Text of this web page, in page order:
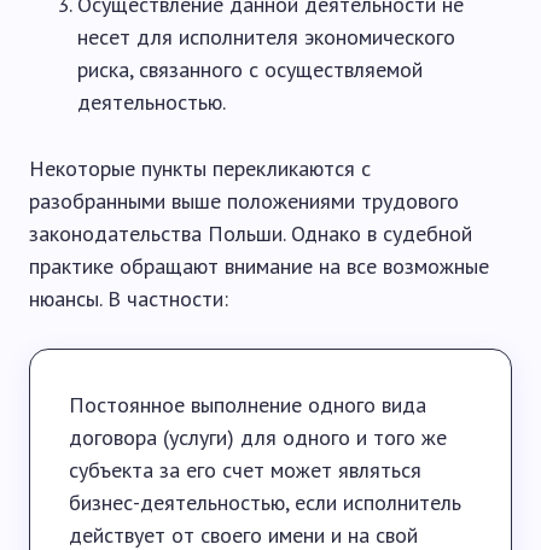
несет для исполнителя экономического
риска, связанного с осуществляемой
деятельностью.
Некоторые пункты перекликаются с
разобранными выше положениями трудового
законодательства Польши. Однако в судебной
практике обращают внимание на все возможные
нюансы. В частности:
Постоянное выполнение одного вида
договора (услуги) для одного и того же
субъекта за его счет может являться
бизнес-деятельностью, если исполнитель
действует от своего имени и на свой